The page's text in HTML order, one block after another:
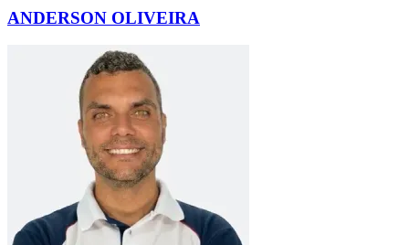
ANDERSON OLIVEIRA